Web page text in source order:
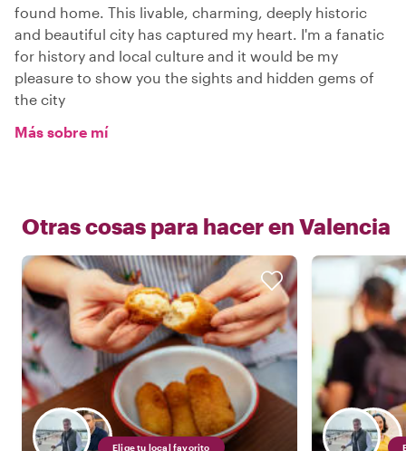
found home. This livable, charming, deeply historic
and beautiful city has captured my heart. I'm a fanatic
for history and local culture and it would be my
pleasure to show you the sights and hidden gems of
the city
Más sobre mí
Otras cosas para hacer en Valencia
Elige tu local favorito